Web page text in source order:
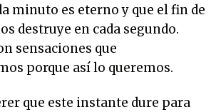
minuto es eterno y que el fin de
destruye en cada segundo.
sensaciones que
porque así lo queremos.
que este instante dure para